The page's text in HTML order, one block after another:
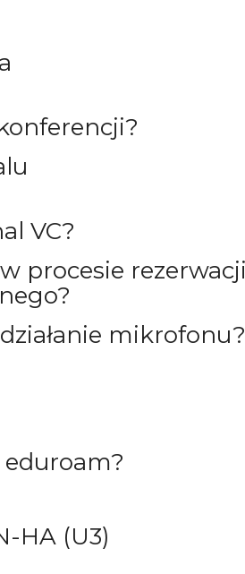
VC?
procesie rezerwacji
mikrofonu?
eduroam?
HA (U3)